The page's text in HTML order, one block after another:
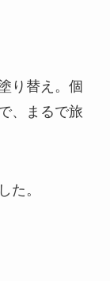
り替え。個
、まるで旅
た。